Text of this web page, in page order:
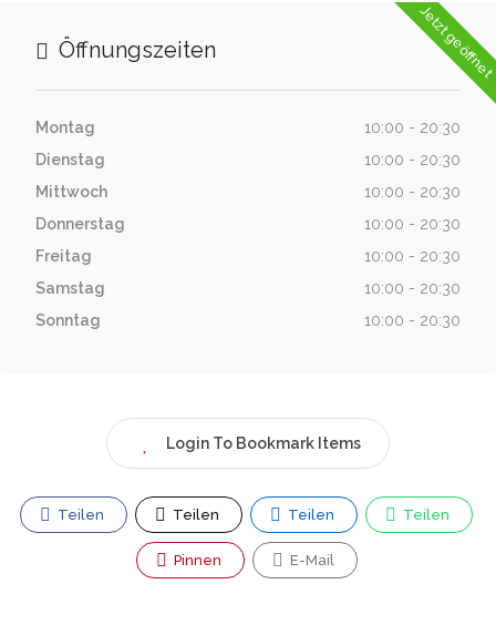
Jetzt geöffnet
Öffnungszeiten
Montag
10:00 - 20:30
Dienstag
10:00 - 20:30
Mittwoch
10:00 - 20:30
Donnerstag
10:00 - 20:30
Freitag
10:00 - 20:30
Samstag
10:00 - 20:30
Sonntag
10:00 - 20:30
Login To Bookmark Items
Teilen Teilen Teilen Teilen
Pinnen E-Mail